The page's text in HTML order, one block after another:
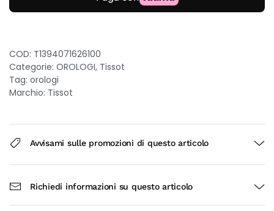
avorio
quantità
COD: T1394071626100
Categorie: OROLOGI, Tissot
Tag: orologi
Marchio: Tissot
Avvisami sulle promozioni di questo articolo
Richiedi informazioni su questo articolo